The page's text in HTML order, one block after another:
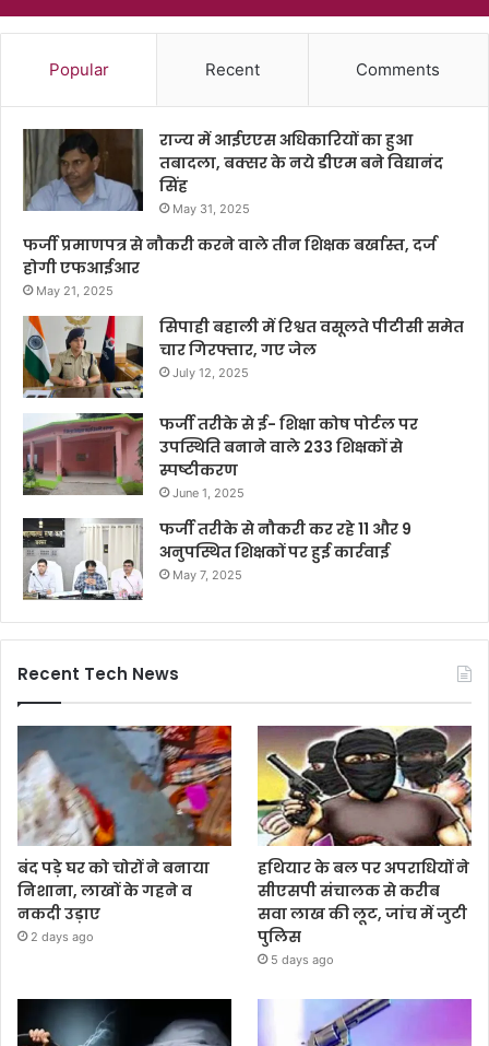
Popular Recent Comments
राज्य में आईएएस अधिकारियों का हुआ
तबादला, बक्सर के नये डीएम बने विद्यानंद
सिंह
May 31, 2025
फर्जी प्रमाणपत्र से नौकरी करने वाले तीन शिक्षक बर्खास्त, दर्ज
होगी एफआईआर
May 21, 2025
सिपाही बहाली में रिश्वत वसूलते पीटीसी समेत
चार गिरफ्तार, गए जेल
July 12, 2025
फर्जी तरीके से ई- शिक्षा कोष पोर्टल पर
उपस्थिति बनाने वाले 233 शिक्षकों से
स्पष्टीकरण
June 1, 2025
फर्जी तरीके से नौकरी कर रहे 11 और 9
अनुपस्थित शिक्षकों पर हुई कार्रवाई
May 7, 2025
Recent Tech News
बंद पड़े घर को चोरों ने बनाया
निशाना, लाखों के गहने व
नकदी उड़ाए
2 days ago
हथियार के बल पर अपराधियों ने
सीएसपी संचालक से करीब
सवा लाख की लूट, जांच में जुटी
पुलिस
5 days ago